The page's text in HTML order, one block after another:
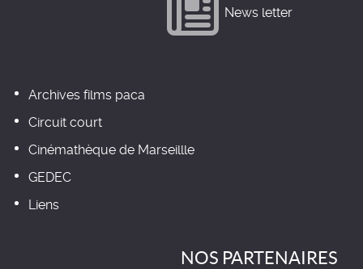
News letter
Archives films paca
Circuit court
Cinémathèque de Marseillle
GEDEC
Liens
NOS PARTENAIRES